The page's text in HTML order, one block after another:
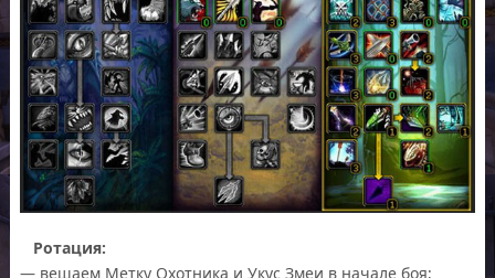
Ротация:
— вешаем Метку Охотника и Укус Змеи в начале боя;